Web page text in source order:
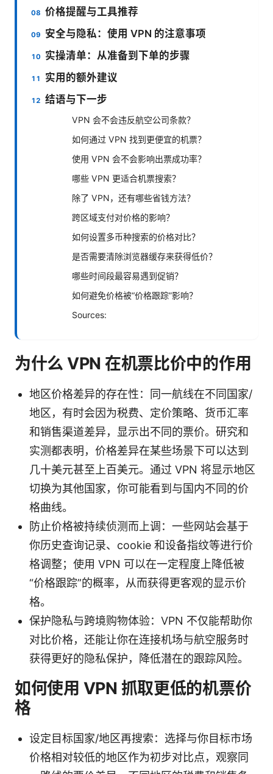
价格提醒与工具推荐
安全与隐私：使用 VPN 的注意事项
实操清单：从准备到下单的步骤
实用的额外建议
结语与下一步
VPN 会不会违反航空公司条款？
如何通过 VPN 找到更便宜的机票？
使用 VPN 会不会影响出票成功率？
哪些 VPN 更适合机票搜索？
除了 VPN，还有哪些省钱方法？
跨区域支付对价格的影响？
如何设置多币种搜索的价格对比？
是否需要清除浏览器缓存来获得低价？
哪些时间段最容易遇到促销？
如何避免价格被“价格跟踪”影响？
Sources:
为什么 VPN 在机票比价中的作用
地区价格差异的存在性：同一航线在不同国家/
地区，有时会因为税费、定价策略、货币汇率
和销售渠道差异，显示出不同的票价。研究和
实测都表明，价格差异在某些场景下可以达到
几十美元甚至上百美元。通过 VPN 将显示地区
切换为其他国家，你可能看到与国内不同的价
格曲线。
防止价格被持续侦测而上调：一些网站会基于
你历史查询记录、cookie 和设备指纹等进行价
格调整；使用 VPN 可以在一定程度上降低被
“价格跟踪”的概率，从而获得更客观的显示价
格。
保护隐私与跨境购物体验：VPN 不仅能帮助你
对比价格，还能让你在连接机场与航空服务时
获得更好的隐私保护，降低潜在的跟踪风险。
如何使用 VPN 抓取更低的机票价
格
设定目标国家/地区再搜索：选择与你目标市场
价格相对较低的地区作为初步对比点，观察同